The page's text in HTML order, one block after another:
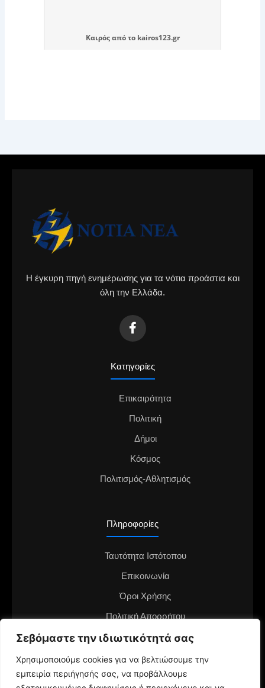
Σεβόμαστε την ιδιωτικότητά σας
Χρησιμοποιούμε cookies για να βελτιώσουμε την
εμπειρία περιήγησής σας, να προβάλλουμε
Καιρόςαπό το kairos123.gr
Η έγκυρη πηγή ενημέρωσης για τα νότια προάστια και
όλη την Ελλάδα.
Κατηγορίες
Επικαιρότητα
Πολιτική
Δήμοι
Κόσμος
Πολιτισμός-Αθλητισμός
Πληροφορίες
Ταυτότητα Ιστότοπου
Επικοινωνία
Όροι Χρήσης
Πολιτική Απορρήτου
Διαφημιστείτε στο notianea.gr
Γίνε ο ανταποκριτής στην περιοχή σου